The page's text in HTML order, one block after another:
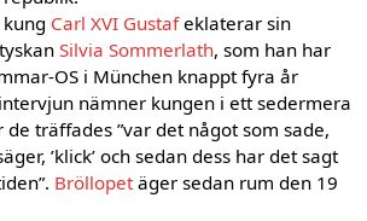
Carl XVI Gustafeklaterar sin
Silvia Sommerlath, som han har
OS i München knappt fyra år
nämner kungen i ett sedermera
träffades ”var det något som sade,
’klick’ och sedan dess har det sagt
Bröllopet äger sedan rum den 19